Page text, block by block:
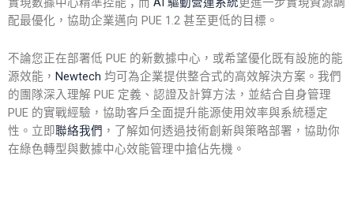
配最優化，協助企業邁向 PUE 1.2 甚至更低的目標。
不論您正在部署低 PUE 的新數據中心，或希望優化既有設施的能
源效能， Newtech 均可為企業提供整合式的高效解決方案。我們
的團隊深入理解 PUE 定義 、 認證及計算方法 ，並結合自身管理
PUE 的實戰經驗，協助客戶全面提升能源使用效率與系統穩定
性。立即聯絡我們 ，了解如何透過技術創新與策略部署，協助你
在綠色轉型與數據中心效能管理中搶佔先機。